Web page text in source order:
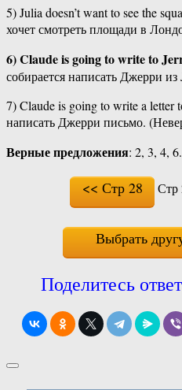
5) Julia doesn’t want to see the
хочет смотреть площади в
6) Claude is going to write to
собирается написать Джерри
7) Claude is going to write a letter
написать Джерри письмо.
Верные предложения: 2, 3, 4, 6.
<< Стр 28 Стр
Выбрать
Поделитесь